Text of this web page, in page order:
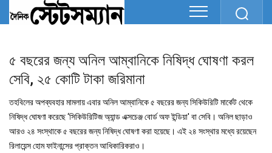
৫ ‍বছরের জন্য অনিল আম্বানিকে নিষিদ্ধ ঘোষণা করল
সে‍বি, ২৫ কোটি টাকা জরিমানা
তহবিলের অপ‍ব্য‍বহার মামলায় এবার অনিল আম্বানিকে ৫ বছরের জন্য সিকিউরিটি মার্কেট থেকে
নিষিদ্ধ ঘোষণা করেছে ‘সিকিউরিটিজ অ্যান্ড এক্সচেঞ্জ বোর্ড অফ ইন্ডিয়া' বা সেবি। অনিল ছাড়াও
আরও ২৪ সংস্থাকে ৫ বছরের জন্য নিষিদ্ধ ঘোষণা করা হয়েছে। এই ২৪ সংস্থার মধ্যে রয়েছেন
রিলায়েন্স হোম ফাইনান্সের প্রাক্তন আধিকারিকরাও।